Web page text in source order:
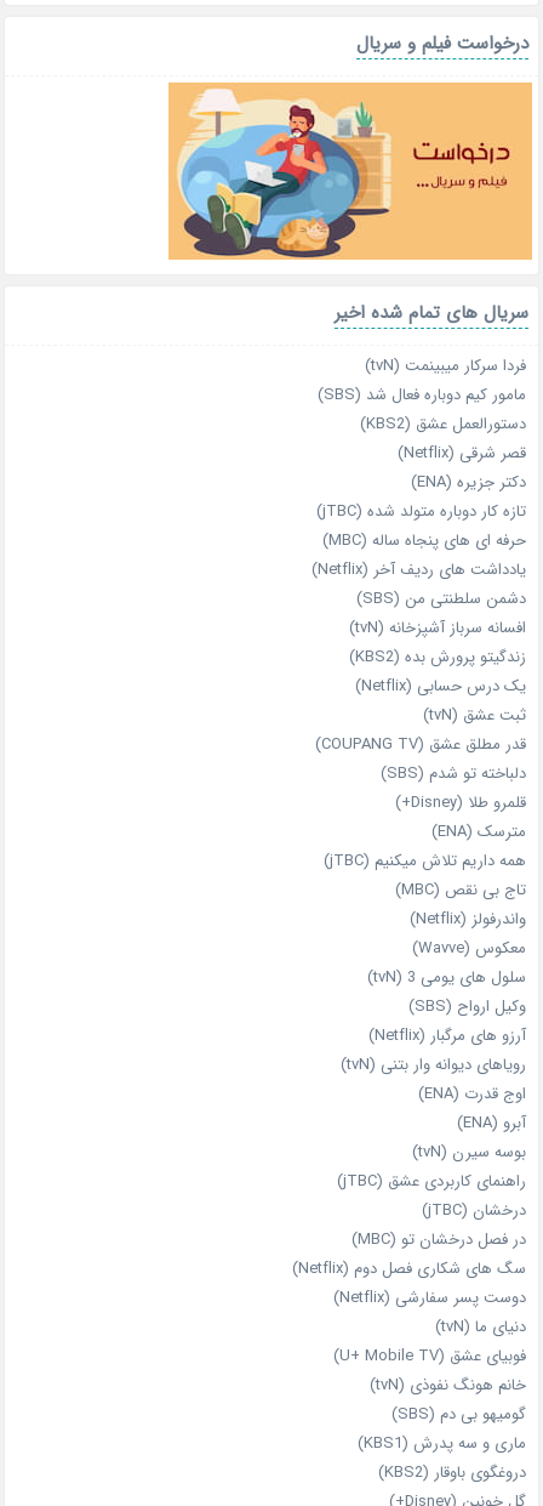
درخواست فیلم و سریال
سریال های تمام شده اخیر
فردا سرکار میبینمت (tvN)
مامور کیم دوباره فعال شد (SBS)
دستورالعمل عشق (KBS2)
قصر شرقی (Netflix)
دکتر جزیره (ENA)
تازه‌ کار دوباره‌ متولد شده (jTBC)
حرفه‌ ای‌ های پنجاه‌ ساله (MBC)
یادداشت‌ های ردیف آخر (Netflix)
دشمن سلطنتی من (SBS)
افسانه سرباز آشپزخانه (tvN)
زندگیتو پرورش بده (KBS2)
یک درس حسابی (Netflix)
ثبت عشق (tvN)
قدر مطلق عشق (COUPANG TV)
دلباخته تو شدم (SBS)
قلمرو طلا (Disney+)
مترسک (ENA)
همه داریم تلاش میکنیم (jTBC)
تاج بی‌ نقص (MBC)
واندرفولز (Netflix)
معکوس (Wavve)
سلول های یومی 3 (tvN)
وکیل ارواح (SBS)
آرزو های مرگبار (Netflix)
رویاهای دیوانه‌ وار بتنی (tvN)
اوج قدرت (ENA)
آبرو (ENA)
بوسه سیرن (tvN)
راهنمای کاربردی عشق (jTBC)
درخشان (jTBC)
در فصل درخشان تو (MBC)
سگ های شکاری فصل دوم (Netflix)
دوست‌ پسر سفارشی (Netflix)
دنیای ما (tvN)
فوبیای عشق (U+ Mobile TV)
خانم هونگ نفوذی (tvN)
گومیهو بی دم (SBS)
ماری و سه پدرش (KBS1)
دروغگوی باوقار (KBS2)